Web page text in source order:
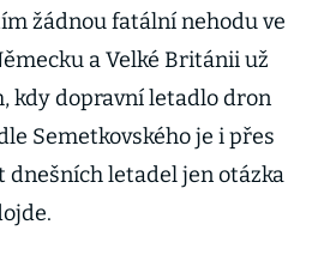
žádnou fatální nehodu ve
a Velké Británii už
kdy dopravní letadlo dron
Semetkovského je i přes
dnešních letadel jen otázka